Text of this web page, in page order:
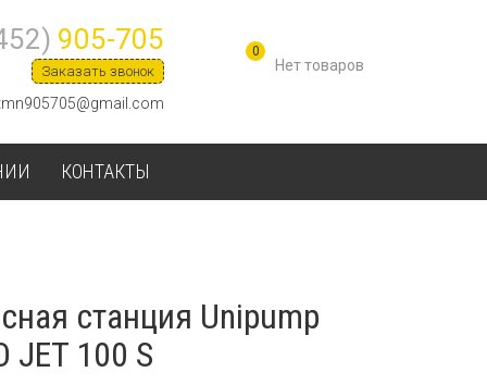
905-705
Заказать звонок
0
КОНТАКТЫ
станция Unipump
JET 100 S